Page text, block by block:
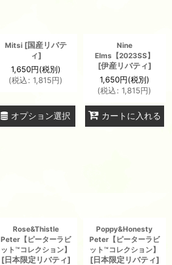
Mitsi [国産リバテ
ィ]
1,650円(税別)
(税込: 1,815円)
オプション選択
Nine
Elms【2023SS】
[伊産リバティ]
1,650円(税別)
(税込: 1,815円)
カートに入れる
Rose&Thistle
Peter【ピーターラビ
ット™コレクション】
[日本限定リバティ]
Poppy&Honesty
Peter【ピーターラビ
ット™コレクション】
[日本限定リバティ]